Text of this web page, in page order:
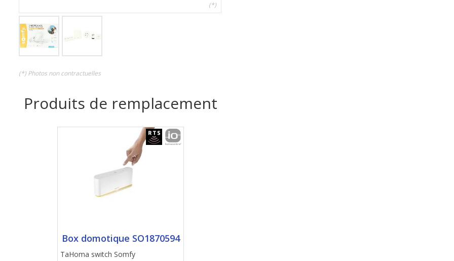
(*)
(*) Photos non contractuelles
Produits de remplacement
Box domotique SO1870594
TaHoma switch Somfy